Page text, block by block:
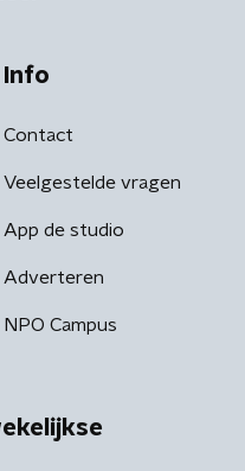
Info
Contact
Veelgestelde vragen
App de studio
Adverteren
NPO Campus